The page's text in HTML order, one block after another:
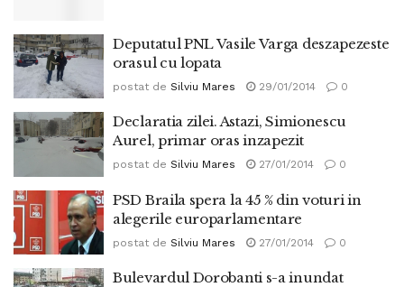
Deputatul PNL Vasile Varga deszapezeste
orasul cu lopata
postat de Silviu Mares 29/01/2014 0
Declaratia zilei. Astazi, Simionescu
Aurel, primar oras inzapezit
postat de Silviu Mares 27/01/2014 0
PSD Braila spera la 45 % din voturi in
alegerile europarlamentare
postat de Silviu Mares 27/01/2014 0
Bulevardul Dorobanti s-a inundat